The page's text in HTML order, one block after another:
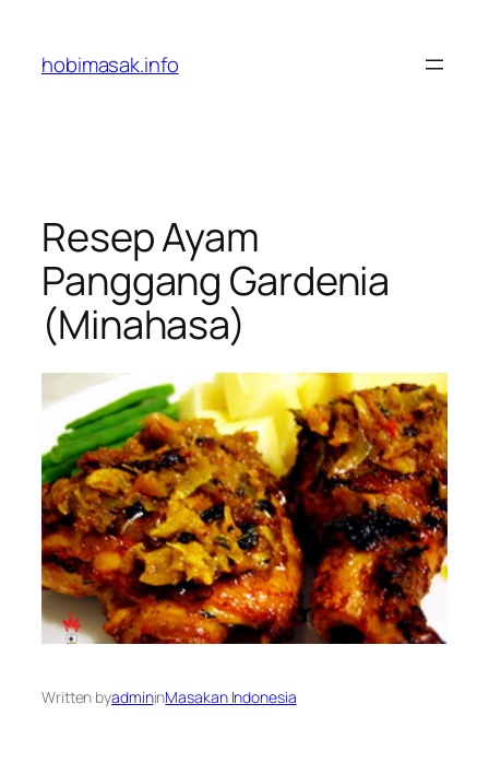
content
hobimasak.info
Resep Ayam
Panggang Gardenia
(Minahasa)
Written byadmininMasakan Indonesia